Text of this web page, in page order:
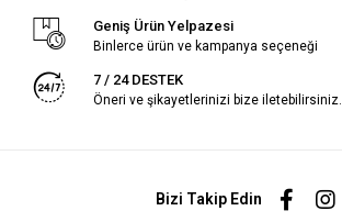
Geniş Ürün Yelpazesi
Binlerce ürün ve kampanya seçeneği
7 / 24 DESTEK
Öneri ve şikayetlerinizi bize iletebilirsiniz.
Bizi Takip Edin